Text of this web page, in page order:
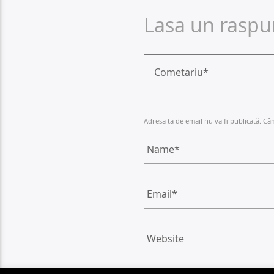
Lasa un
Adresa ta de email nu va fi publicată.